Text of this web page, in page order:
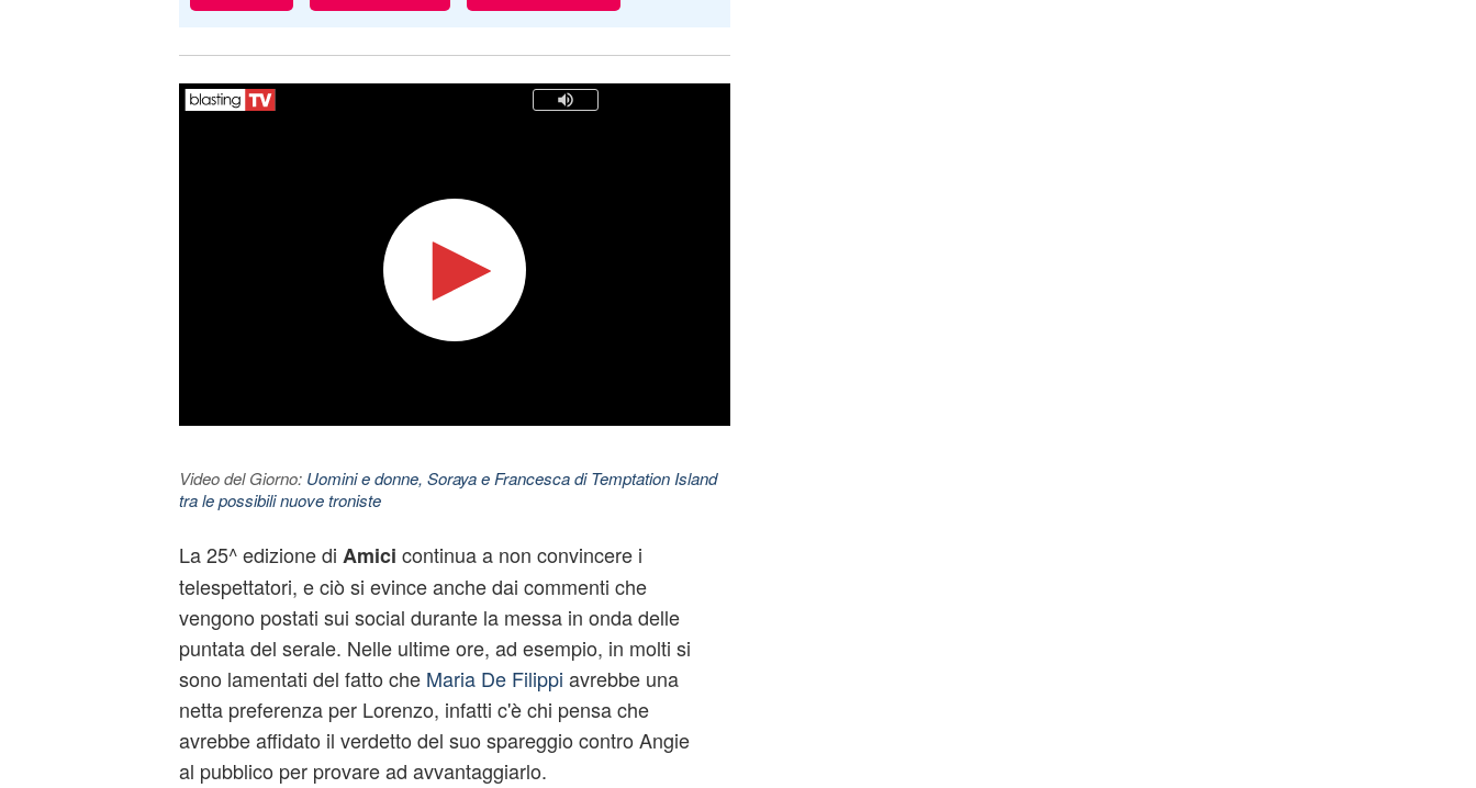
Video del Giorno: Uomini e donne, Soraya e Francesca di Temptation Island
tra le possibili nuove troniste
La 25^ edizione di Amici continua a non convincere i
telespettatori, e ciò si evince anche dai commenti che
vengono postati sui social durante la messa in onda delle
puntata del serale. Nelle ultime ore, ad esempio, in molti si
sono lamentati del fatto che Maria De Filippi avrebbe una
netta preferenza per Lorenzo, infatti c'è chi pensa che
avrebbe affidato il verdetto del suo spareggio contro Angie
al pubblico per provare ad avvantaggiarlo.